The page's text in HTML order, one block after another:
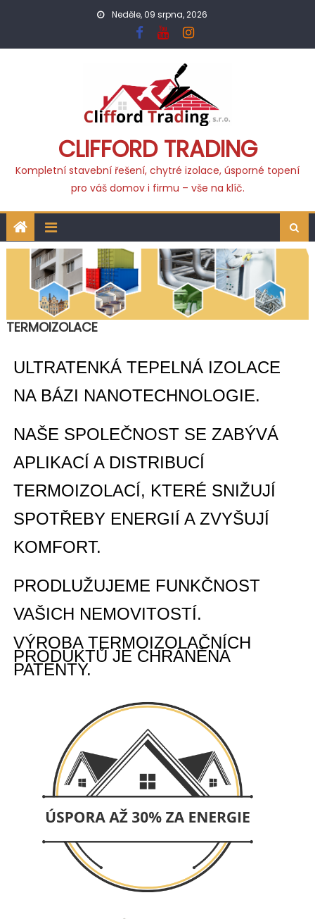
Neděle, 09 srpna, 2026
CLIFFORD TRADING
Kompletní stavební řešení, chytré izolace, úsporné topení
pro váš domov i firmu – vše na klíč.
TERMOIZOLACE
ULTRATENKÁ TEPELNÁ IZOLACE
NA BÁZI NANOTECHNOLOGIE.
NAŠE SPOLEČNOST SE ZABÝVÁ
APLIKACÍ A DISTRIBUCÍ
TERMOIZOLACÍ, KTERÉ SNIŽUJÍ
SPOTŘEBY ENERGIÍ A ZVYŠUJÍ
KOMFORT.
PRODLUŽUJEME FUNKČNOST
VAŠICH NEMOVITOSTÍ.
VÝROBA TERMOIZOLAČNÍCH
PRODUKTŮ JE CHRÁNĚNA
PATENTY.